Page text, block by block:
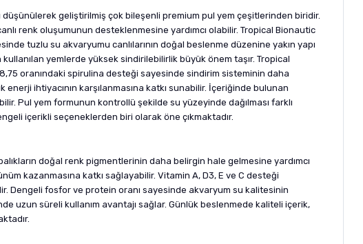
düşünülerek geliştirilmiş çok bileşenli premium pul yem çeşitlerinden biridir.
renk oluşumunun desteklenmesine yardımcı olabilir. Tropical Bionautic
tuzlu su akvaryumu canlılarının doğal beslenme düzenine yakın yapı
yemlerde yüksek sindirilebilirlik büyük önem taşır. Tropical
oranındaki spirulina desteği sayesinde sindirim sisteminin daha
ihtiyacının karşılanmasına katkı sunabilir. İçeriğinde bulunan
Pul yem formunun kontrollü şekilde su yüzeyinde dağılması farklı
içerikli seçeneklerden biri olarak öne çıkmaktadır.
doğal renk pigmentlerinin daha belirgin hale gelmesine yardımcı
kazanmasına katkı sağlayabilir. Vitamin A, D3, E ve C desteği
Dengeli fosfor ve protein oranı sayesinde akvaryum su kalitesinin
uzun süreli kullanım avantajı sağlar. Günlük beslenmede kaliteli içerik,